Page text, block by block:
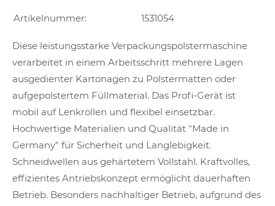
Artikelnummer: 1531054
Diese leistungsstarke Verpackungspolstermaschine
verarbeitet in einem Arbeitsschritt mehrere Lagen
ausgedienter Kartonagen zu Polstermatten oder
aufgepolstertem Füllmaterial. Das Profi-Gerät ist
mobil auf Lenkrollen und flexibel einsetzbar.
Hochwertige Materialien und Qualität "Made in
Germany" für Sicherheit und Langlebigkeit.
Schneidwellen aus gehärtetem Vollstahl. Kraftvolles,
effizientes Antriebskonzept ermöglicht dauerhaften
Betrieb. Besonders nachhaltiger Betrieb, aufgrund des